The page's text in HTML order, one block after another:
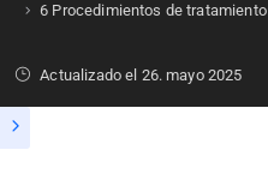
6 Procedimientos de tratamiento
Actualizado el 26. mayo 2025